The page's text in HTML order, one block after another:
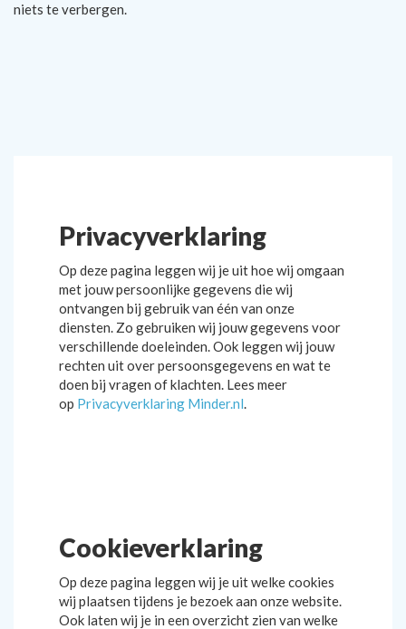
niets te verbergen.
Privacyverklaring
Op deze pagina leggen wij je uit hoe wij omgaan
met jouw persoonlijke gegevens die wij
ontvangen bij gebruik van één van onze
diensten. Zo gebruiken wij jouw gegevens voor
verschillende doeleinden. Ook leggen wij jouw
rechten uit over persoonsgegevens en wat te
doen bij vragen of klachten. Lees meer
op Privacyverklaring Minder.nl.
Cookieverklaring
Op deze pagina leggen wij je uit welke cookies
wij plaatsen tijdens je bezoek aan onze website.
Ook laten wij je in een overzicht zien van welke